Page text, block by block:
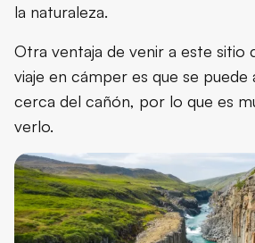
la naturaleza.
Otra ventaja de venir a este
viaje en cámper es que se puede
cerca del cañón, por lo que es
verlo.